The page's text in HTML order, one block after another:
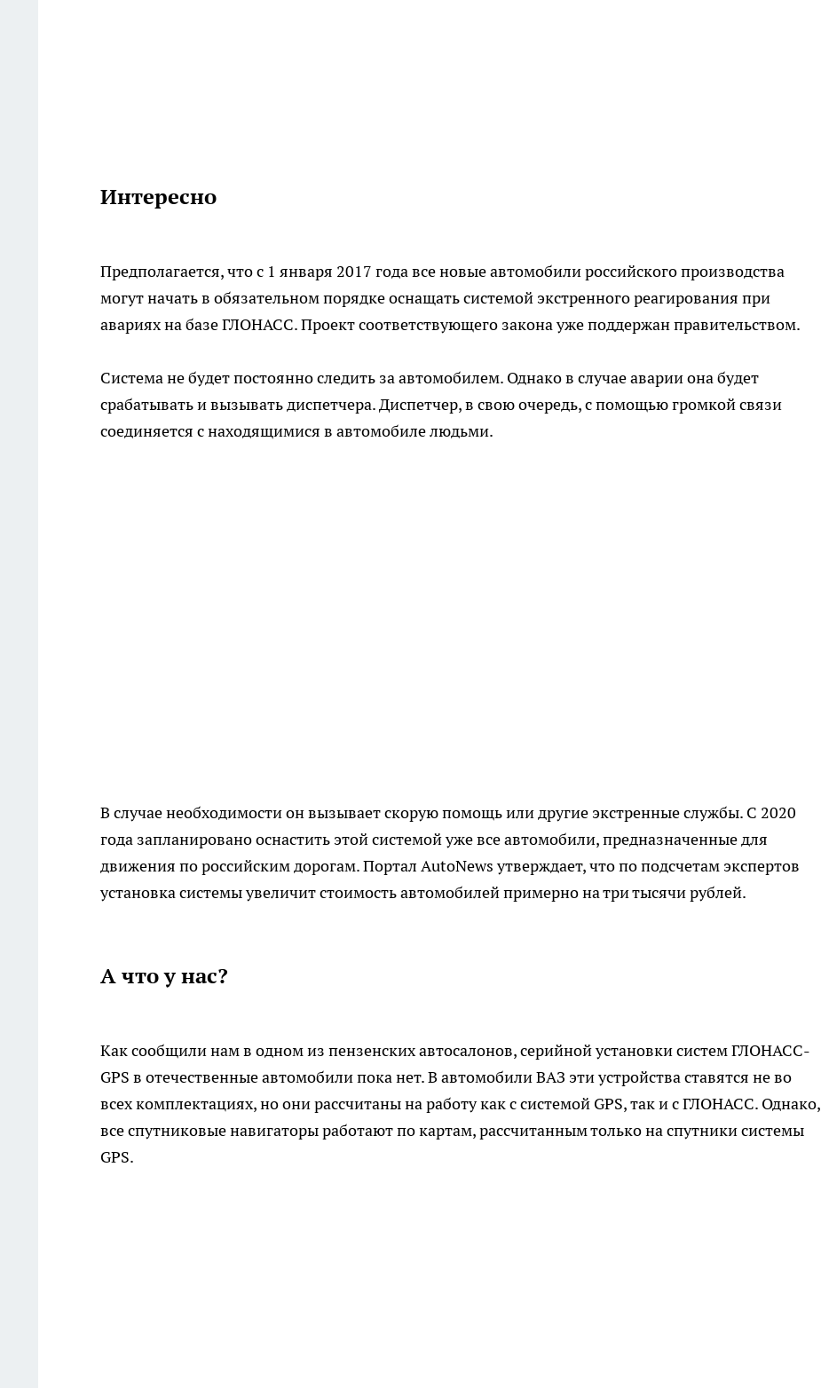
Интересно
Предполагается, что с 1 января 2017 года все новые автомобили российского производства
могут начать в обязательном порядке оснащать системой экстренного реагирования при
авариях на базе ГЛОНАСС. Проект соответствующего закона уже поддержан правительством.
Система не будет постоянно следить за автомобилем. Однако в случае аварии она будет
срабатывать и вызывать диспетчера. Диспетчер, в свою очередь, с помощью громкой связи
соединяется с находящимися в автомобиле людьми.
В случае необходимости он вызывает скорую помощь или другие экстренные службы. С 2020
года запланировано оснастить этой системой уже все автомобили, предназначенные для
движения по российским дорогам. Портал AutoNews утверждает, что по подсчетам экспертов
установка системы увеличит стоимость автомобилей примерно на три тысячи рублей.
А что у нас?
Как сообщили нам в одном из пензенских автосалонов, серийной установки систем ГЛОНАСС-
GPS в отечественные автомобили пока нет. В автомобили ВАЗ эти устройства ставятся не во
всех комплектациях, но они рассчитаны на работу как с системой GPS, так и с ГЛОНАСС. Однако,
все спутниковые навигаторы работают по картам, рассчитанным только на спутники системы
GPS.